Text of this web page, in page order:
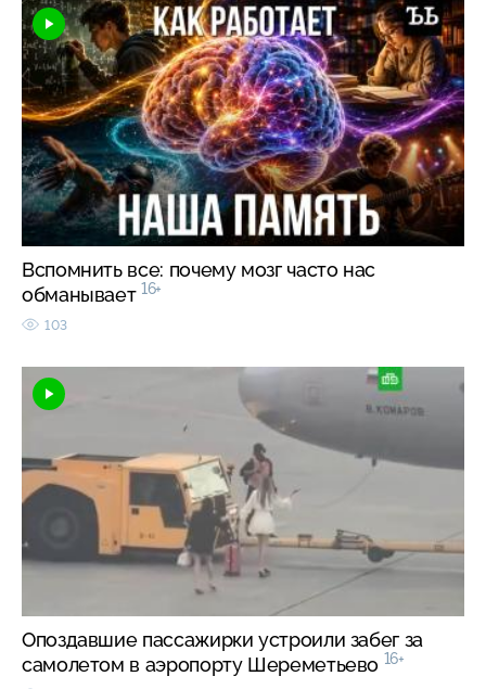
Вспомнить все: почему мозг часто нас
обманывает 16+
103
Опоздавшие пассажирки устроили забег за
самолетом в аэропорту Шереметьево 16+